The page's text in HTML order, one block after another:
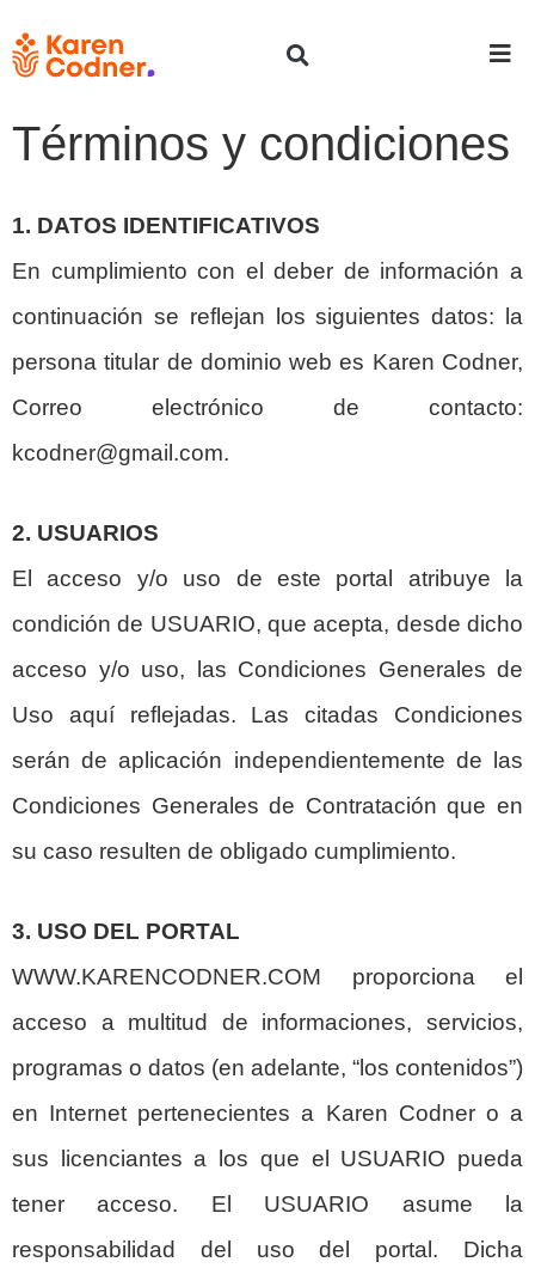
Términos y condiciones
1. DATOS IDENTIFICATIVOS
En cumplimiento con el deber de información a
continuación se reflejan los siguientes datos: la
persona titular de dominio web es Karen Codner,
Correo electrónico de contacto:
kcodner@gmail.com.
2. USUARIOS
El acceso y/o uso de este portal atribuye la
condición de USUARIO, que acepta, desde dicho
acceso y/o uso, las Condiciones Generales de
Uso aquí reflejadas. Las citadas Condiciones
serán de aplicación independientemente de las
Condiciones Generales de Contratación que en
su caso resulten de obligado cumplimiento.
3. USO DEL PORTAL
WWW.KARENCODNER.COM proporciona el
acceso a multitud de informaciones, servicios,
programas o datos (en adelante, “los contenidos”)
en Internet pertenecientes a Karen Codner o a
sus licenciantes a los que el USUARIO pueda
tener acceso. El USUARIO asume la
responsabilidad del uso del portal. Dicha